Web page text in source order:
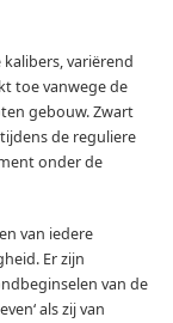
variërend
toe vanwege de
gebouw. Zwart
de reguliere
onder de
van iedere
Er zijn
van de
als zij van